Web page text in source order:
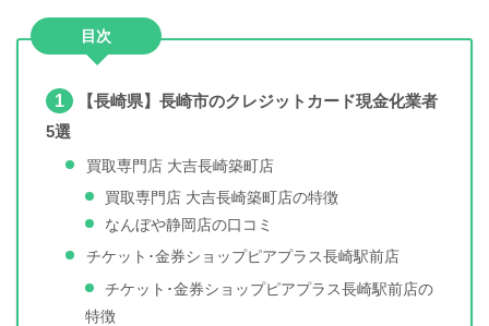
目次
1
【長崎県】長崎市のクレジットカード現金化業者
5選
買取専門店 大吉長崎築町店
買取専門店 大吉長崎築町店の特徴
なんぼや静岡店の口コミ
チケット･金券ショップピアプラス長崎駅前店
チケット･金券ショップピアプラス長崎駅前店の
特徴